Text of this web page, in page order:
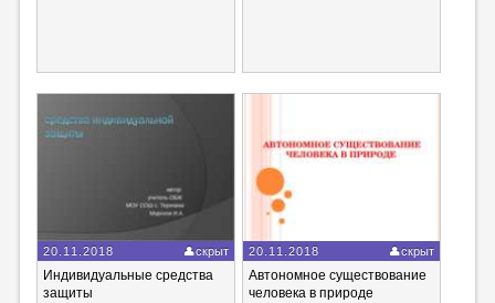
20.11.2018 скрыт
Индивидуальные средства
защиты
20.11.2018 скрыт
Автономное существование
человека в природе